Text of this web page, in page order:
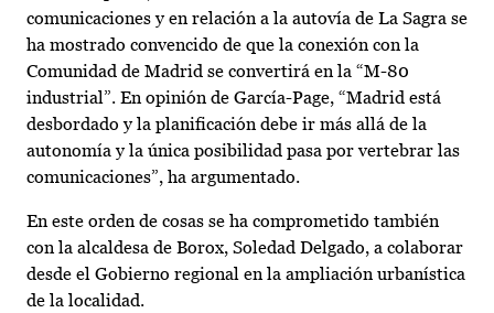
comunicaciones y en relación a la autovía de La Sagra se
ha mostrado convencido de que la conexión con la
Comunidad de Madrid se convertirá en la “M-80
industrial”. En opinión de García-Page, “Madrid está
desbordado y la planificación debe ir más allá de la
autonomía y la única posibilidad pasa por vertebrar las
comunicaciones”, ha argumentado.
En este orden de cosas se ha comprometido también
con la alcaldesa de Borox, Soledad Delgado, a colaborar
desde el Gobierno regional en la ampliación urbanística
de la localidad.